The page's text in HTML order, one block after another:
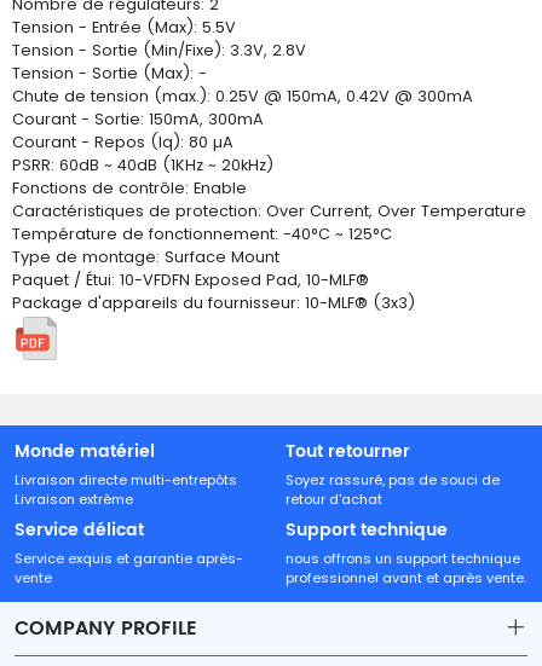
Nombre de régulateurs: 2
Tension - Entrée (Max): 5.5V
Tension - Sortie (Min/Fixe): 3.3V, 2.8V
Tension - Sortie (Max): -
Chute de tension (max.): 0.25V @ 150mA, 0.42V @ 300mA
Courant - Sortie: 150mA, 300mA
Courant - Repos (Iq): 80 µA
PSRR: 60dB ~ 40dB (1KHz ~ 20kHz)
Fonctions de contrôle: Enable
Caractéristiques de protection: Over Current, Over Temperature
Température de fonctionnement: -40°C ~ 125°C
Type de montage: Surface Mount
Paquet / Étui: 10-VFDFN Exposed Pad, 10-MLF®
Package d'appareils du fournisseur: 10-MLF® (3x3)
Monde matériel
Livraison directe multi-entrepôts
Livraison extrême
Tout retourner
Soyez rassuré, pas de souci de
retour d'achat
Service délicat
Service exquis et garantie après-
vente
Support technique
nous offrons un support technique
professionnel avant et après vente.
COMPANY PROFILE